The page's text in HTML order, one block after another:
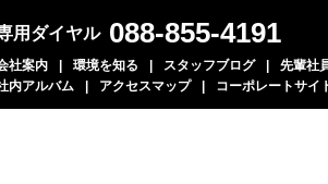
用ダイヤル 088-855-4191
社案内 環境を知る スタッフブログ
先輩社
内アルバム
アクセスマップ コーポレートサイ